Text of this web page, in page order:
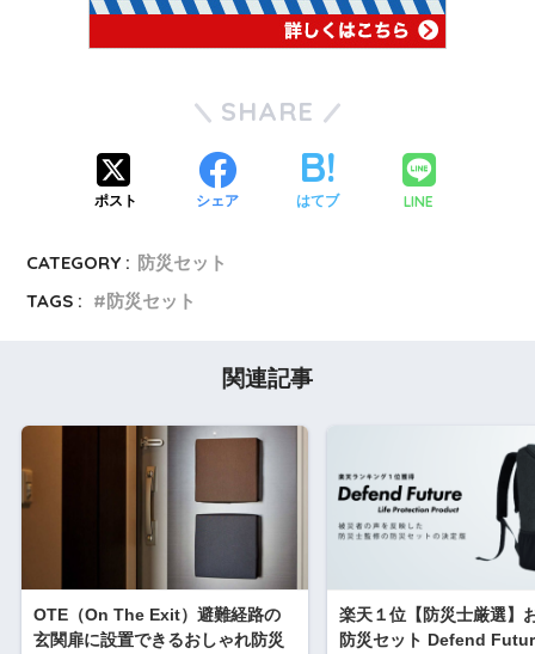
SHARE
ポスト シェア はてブ LINE
CATEGORY : 防災セット
TAGS :
防災セット
関連記事
OTE（On The Exit）避難経路の
玄関扉に設置できるおしゃれ防災
楽天１位【防災士厳選】
防災セット Defend